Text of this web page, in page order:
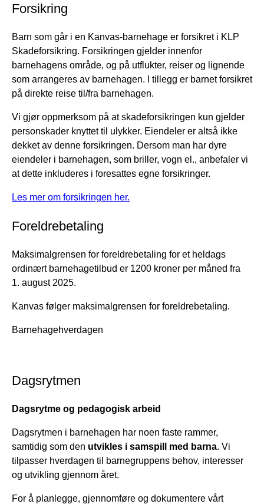
Forsikring
Barn som går i en Kanvas-barnehage er forsikret i KLP
Skadeforsikring. Forsikringen gjelder innenfor
barnehagens område, og på utflukter, reiser og lignende
som arrangeres av barnehagen. I tillegg er barnet forsikret
på direkte reise til/fra barnehagen.
Vi gjør oppmerksom på at skadeforsikringen kun gjelder
personskader knyttet til ulykker. Eiendeler er altså ikke
dekket av denne forsikringen. Dersom man har dyre
eiendeler i barnehagen, som briller, vogn el., anbefaler vi
at dette inkluderes i foresattes egne forsikringer.
Les mer om forsikringen her.
Foreldrebetaling
Maksimalgrensen for foreldrebetaling for et heldags
ordinært barnehagetilbud er 1200 kroner per måned fra
1. august 2025.
Kanvas følger maksimalgrensen for foreldrebetaling.
Barnehagehverdagen
Dagsrytmen
Dagsrytme og pedagogisk arbeid
Dagsrytmen i barnehagen har noen faste rammer,
samtidig som den utvikles i samspill med barna. Vi
tilpasser hverdagen til barnegruppens behov, interesser
og utvikling gjennom året.
For å planlegge, gjennomføre og dokumentere vårt